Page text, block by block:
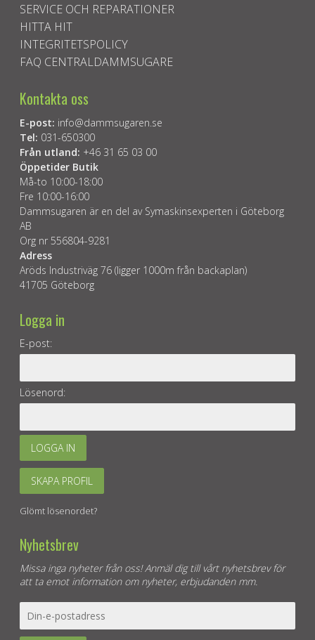
SERVICE OCH REPARATIONER
HITTA HIT
INTEGRITETSPOLICY
FAQ CENTRALDAMMSUGARE
Kontakta oss
E-post: info@dammsugaren.se
Tel: 031-650300
Från utland: +46 31 65 03 00
Öppetider Butik
Må-to 10:00-18:00
Fre 10:00-16:00
Dammsugaren är en del av Symaskinsexperten i Göteborg
AB
Org nr 556804-9281
Adress
Aröds Industriväg 76 (ligger 1000m från backaplan)
41705 Göteborg
Logga in
E-post:
Lösenord:
LOGGA IN
SKAPA PROFIL
Glömt lösenordet?
Nyhetsbrev
Missa inga nyheter från oss! Anmäl dig till vårt nyhetsbrev för
att ta emot information om nyheter, erbjudanden mm.